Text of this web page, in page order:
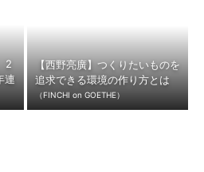
2
連
【西野亮廣】つくりたいものを
追求できる環境の作り方とは
（FINCHI on GOETHE）